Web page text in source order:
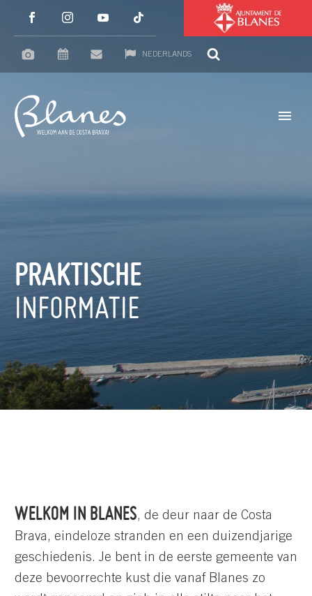
NEDERLANDS
PRAKTISCHE
INFORMATIE
WELKOM IN BLANES, de deur naar de Costa
Brava, eindeloze stranden en een duizendjarige
geschiedenis. Je bent in de eerste gemeente van
deze bevoorrechte kust die vanaf Blanes zo